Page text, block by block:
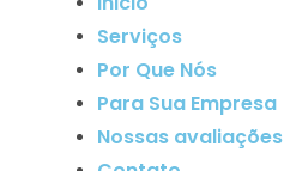
Serviços
Por Que Nós
Para Sua Empresa
Nossas avaliações